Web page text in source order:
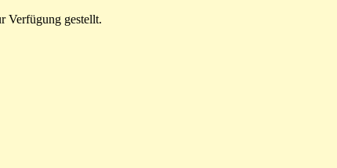
Verfügung gestellt.